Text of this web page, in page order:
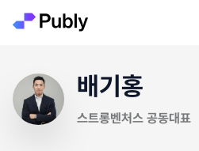
배기홍
스트롱벤처스 공동대표